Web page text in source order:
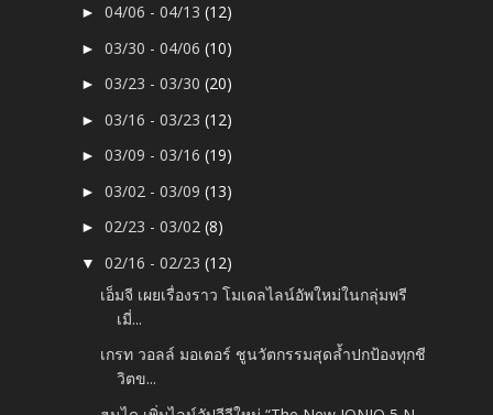
►04/06 - 04/13(12)
►03/30 - 04/06(10)
►03/23 - 03/30(20)
►03/16 - 03/23(12)
►03/09 - 03/16(19)
►03/02 - 03/09(13)
►02/23 - 03/02(8)
▼02/16 - 02/23(12)
เอ็มจี เผยเรื่องราว โมเดลไลน์อัพใหม่ในกลุ่มพรี
เมี่...
เกรท วอลล์ มอเตอร์ ชูนวัตกรรมสุดล้ำปกป้องทุกชี
วิตข...